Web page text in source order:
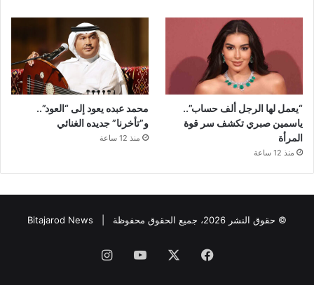
“يعمل لها الرجل ألف حساب”..
ياسمين صبري تكشف سر قوة
المرأة
منذ 12 ساعة
محمد عبده يعود إلى “العود”..
و”تأخرنا” جديده الغنائي
منذ 12 ساعة
© حقوق النشر 2026، جميع الحقوق محفوظة | Bitajarod News
فيسبوك ‫YouTubeانستقرام